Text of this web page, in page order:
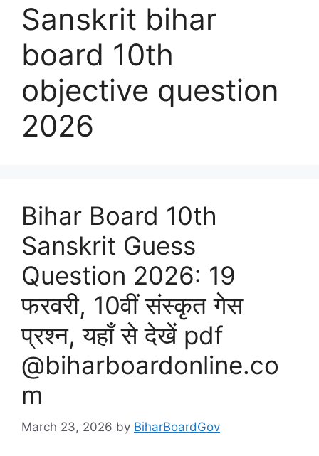
Sanskrit bihar
board 10th
objective question
2026
Bihar Board 10th
Sanskrit Guess
Question 2026: 19
फरवरी, 10वीं संस्कृत गेस
प्रश्न, यहाँ से देखें pdf
@biharboardonline.co
m
March 23, 2026 by BiharBoardGov